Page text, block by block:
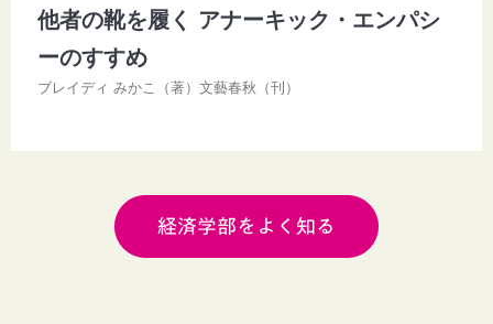
他者の靴を履く アナーキック・エンパシ
ーのすすめ
ブレイディ みかこ（著）文藝春秋（刊）
経済学部をよく知る